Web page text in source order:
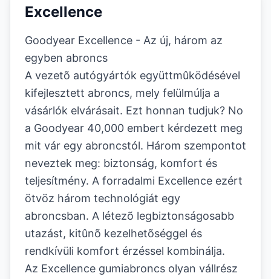
Excellence
Goodyear Excellence - Az új, három az
egyben abroncs
A vezetõ autógyártók együttmûködésével
kifejlesztett abroncs, mely felülmúlja a
vásárlók elvárásait. Ezt honnan tudjuk? No
a Goodyear 40,000 embert kérdezett meg
mit vár egy abroncstól. Három szempontot
neveztek meg: biztonság, komfort és
teljesítmény. A forradalmi Excellence ezért
ötvöz három technológiát egy
abroncsban. A létezõ legbiztonságosabb
utazást, kitûnõ kezelhetõséggel és
rendkívüli komfort érzéssel kombinálja.
Az Excellence gumiabroncs olyan vállrész